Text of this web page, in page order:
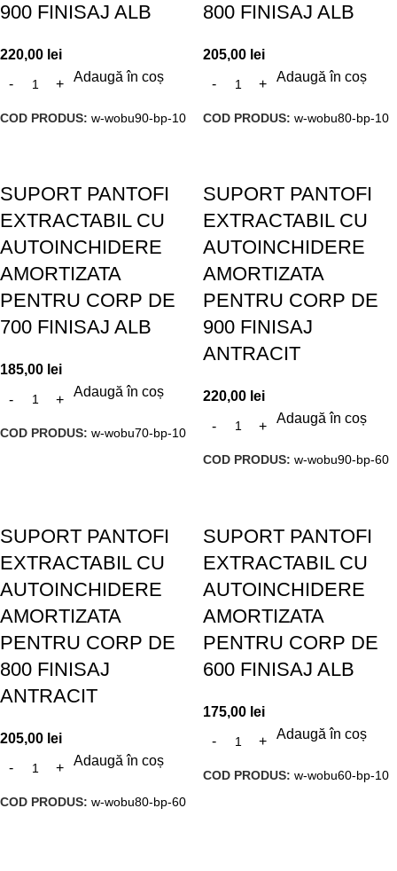
900 FINISAJ ALB
220,00 lei
Adaugă în coș
COD PRODUS: w-wobu90-bp-10
800 FINISAJ ALB
205,00 lei
Adaugă în coș
COD PRODUS: w-wobu80-bp-10
SUPORT PANTOFI
EXTRACTABIL CU
AUTOINCHIDERE
AMORTIZATA
PENTRU CORP DE
700 FINISAJ ALB
185,00 lei
Adaugă în coș
COD PRODUS: w-wobu70-bp-10
SUPORT PANTOFI
EXTRACTABIL CU
AUTOINCHIDERE
AMORTIZATA
PENTRU CORP DE
900 FINISAJ
ANTRACIT
220,00 lei
Adaugă în coș
COD PRODUS: w-wobu90-bp-60
SUPORT PANTOFI
EXTRACTABIL CU
AUTOINCHIDERE
AMORTIZATA
PENTRU CORP DE
800 FINISAJ
ANTRACIT
205,00 lei
Adaugă în coș
COD PRODUS: w-wobu80-bp-60
SUPORT PANTOFI
EXTRACTABIL CU
AUTOINCHIDERE
AMORTIZATA
PENTRU CORP DE
600 FINISAJ ALB
175,00 lei
Adaugă în coș
COD PRODUS: w-wobu60-bp-10